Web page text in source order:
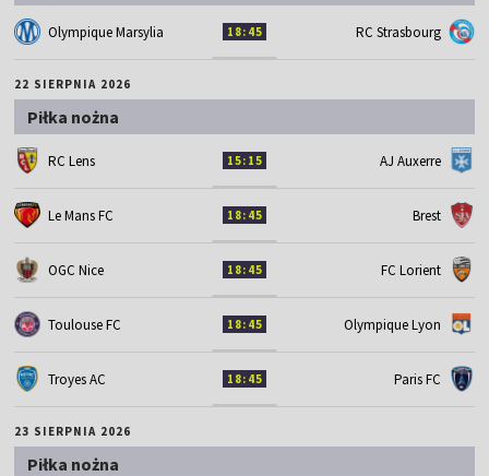
Olympique Marsylia 18:45 RC Strasbourg
22 SIERPNIA 2026
Piłka nożna
RC Lens 15:15 AJ Auxerre
Le Mans FC 18:45 Brest
OGC Nice 18:45 FC Lorient
Toulouse FC 18:45 Olympique Lyon
Troyes AC 18:45 Paris FC
23 SIERPNIA 2026
Piłka nożna